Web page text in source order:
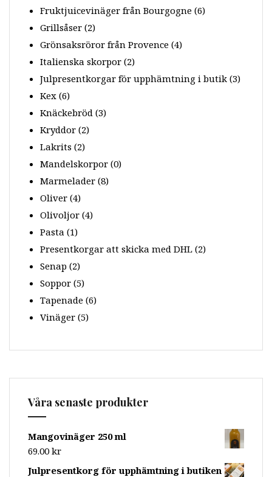
Fruktjuicevinäger från Bourgogne (6)
Grillsåser (2)
Grönsaksröror från Provence (4)
Italienska skorpor (2)
Julpresentkorgar för upphämtning i butik (3)
Kex (6)
Knäckebröd (3)
Kryddor (2)
Lakrits (2)
Mandelskorpor (0)
Marmelader (8)
Oliver (4)
Olivoljor (4)
Pasta (1)
Presentkorgar att skicka med DHL (2)
Senap (2)
Soppor (5)
Tapenade (6)
Vinäger (5)
Våra senaste produkter
Mangovinäger 250 ml
69.00 kr
Julpresentkorg för upphämtning i butiken